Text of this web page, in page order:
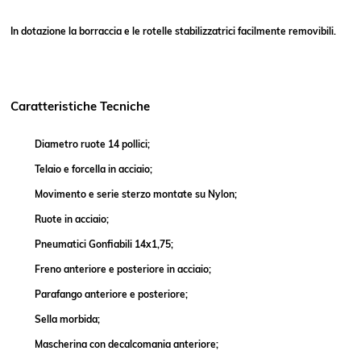
In dotazione la borraccia e le rotelle stabilizzatrici facilmente removibili.
Caratteristiche Tecniche
Diametro ruote 14 pollici;
Telaio e forcella in acciaio;
Movimento e serie sterzo montate su Nylon;
Ruote in acciaio;
Pneumatici Gonfiabili 14x1,75;
Freno anteriore e posteriore in acciaio;
Parafango anteriore e posteriore;
Sella morbida;
Mascherina con decalcomania anteriore;